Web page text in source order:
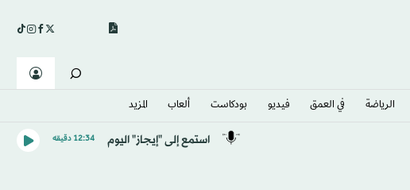
الرياضة في العمق فيديو بودكاست ألعاب المزيد
استمع إلى "إيجاز" اليوم 12:34 دقيقه